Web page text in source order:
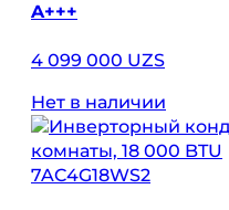
A+++
4 099 000 UZS
Нет в наличии
7AC4G18WS2